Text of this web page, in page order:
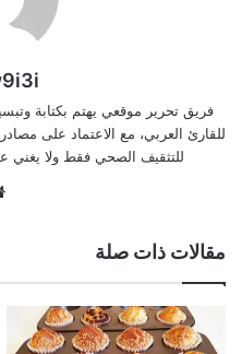
فريق تحرير موقعي يهتم بكتابة
للقارئ العربي، مع الاعتماد على
للتثقيف الصحي فقط ولا
مقالات ذات صلة